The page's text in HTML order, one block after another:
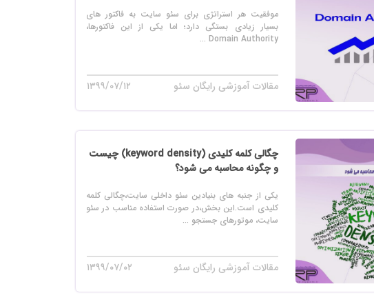
موفقیت هر استراتژی برای سئو سایت به فاکتور های
بسیار زیادی بستگی دارد؛ اما یکی از این فاکتورها،
Domain Authority ...
مقالات آموزشی رایگان سئو ۱۳۹۹/۰۷/۱۲
چگالی کلمه کلیدی (keyword density) چیست
و چگونه محاسبه می شود؟
یکی از جنبه های بنیادین سئو داخلی سایت،چگالی کلمه
کلیدی است.این بخش،در صورت استفاده مناسب در سئو
سایت، موتورهای جستجو ...
مقالات آموزشی رایگان سئو ۱۳۹۹/۰۷/۰۲